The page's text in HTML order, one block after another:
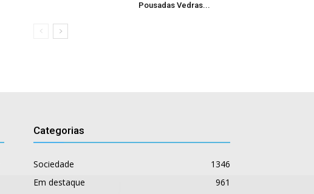
Pousadas Vedras...
Categorias
Sociedade
1346
Em destaque
961